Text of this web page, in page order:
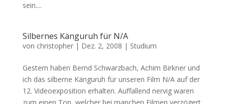
sein....
Silbernes Känguruh für N/A
von christopher| Dez. 2, 2008 | Studium
Gestern haben Bernd Schwarzbach, Achim Birkner und
ich das silberne Känguruh für unseren Film N/A auf der
12. Videoexposition erhalten. Auffallend nervig waren